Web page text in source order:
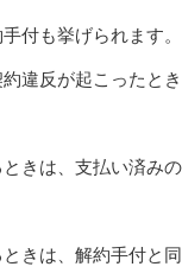
付も挙げられます。
違反が起こったと
きは、支払い済み
きは、解約手付と